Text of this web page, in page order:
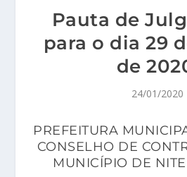
Pauta de
para o dia 29
de
24/01/2020
PREFEITURA
CONSELHO DE
MUNICÍPIO DE